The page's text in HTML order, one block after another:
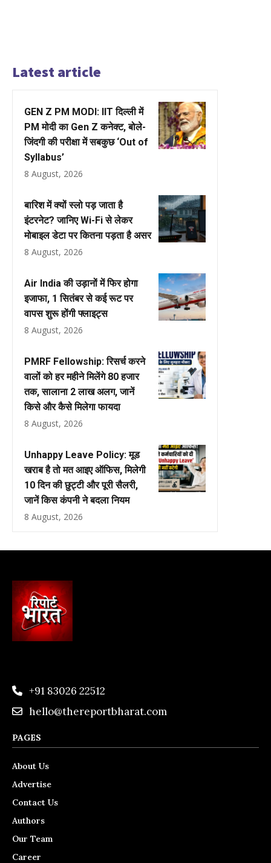
Latest article
GEN Z PM MODI: IIT दिल्ली में
PM मोदी का Gen Z कनेक्ट, बोले-
जिंदगी की परीक्षा में सबकुछ ‘Out of
Syllabus’
8 August, 2026
बारिश में क्यों स्लो पड़ जाता है
इंटरनेट? जानिए Wi-Fi से लेकर
मोबाइल डेटा पर कितना पड़ता है असर
8 August, 2026
Air India की उड़ानों में फिर होगा
इजाफा, 1 सितंबर से कई रूट पर
वापस शुरू होंगी फ्लाइट्स
8 August, 2026
PMRF Fellowship: रिसर्च करने
वालों को हर महीने मिलेंगे ₹80 हजार
तक, सालाना ₹2 लाख अलग, जानें
किसे और कैसे मिलेगा फायदा
8 August, 2026
Unhappy Leave Policy: मूड
खराब है तो मत आइए ऑफिस, मिलेगी
10 दिन की छुट्टी और पूरी सैलरी,
जानें किस कंपनी ने बदला नियम
8 August, 2026
+91 83026 22512
hello@thereportbharat.com
PAGES
About Us
Advertise
Contact Us
Authors
Our Team
Career